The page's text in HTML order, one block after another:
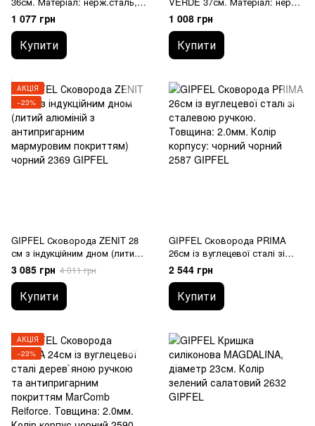
дерево 2196 GIPFEL
1 077 грн
Купити
2246 GIPFEL
1 008 грн
Купити
АКЦІЯ
−23%
GIPFEL Сковорода ZENIT 28
см з індукційним дном (литий
алюміній з антипригарним
мармуровим покриттям) 2369
GIPFEL
3 085 грн 4 011 грн
Купити
GIPFEL Сковорода PRIMA
26см із вуглецевої сталі зі
сталевою ручкою. Товщина:
2.0мм. Колір корпусу: чорний
2587 GIPFEL
2 544 грн
Купити
АКЦІЯ
−23%